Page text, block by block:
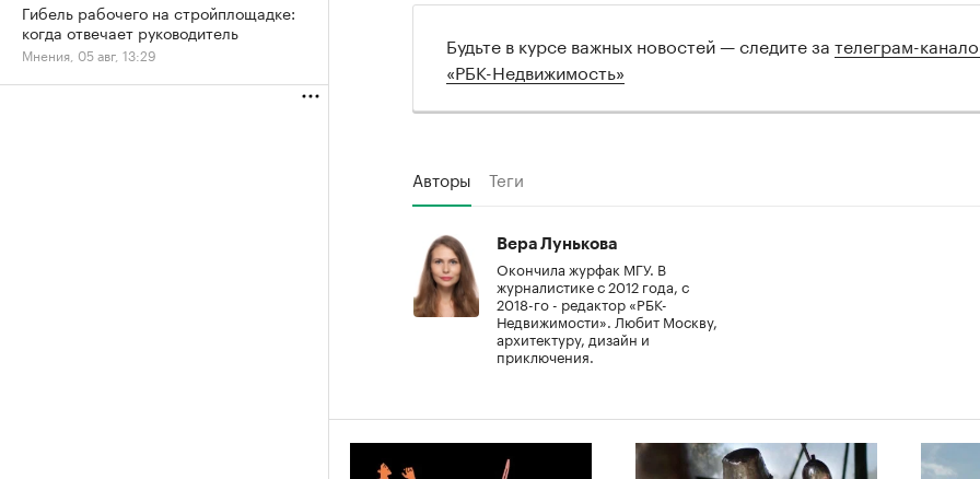
Будьте в курсе важных новостей — следите за телеграм-
«РБК-Недвижимость»
Авторы Теги
Вера Лунькова
Окончила журфак МГУ. В
журналистике с 2012 года, с
2018-го - редактор «РБК-
Недвижимости». Любит Москву,
архитектуру, дизайн и
приключения.
Гибель рабочего на стройплощадке:
когда отвечает руководитель
Мнения, 05 авг, 13:29